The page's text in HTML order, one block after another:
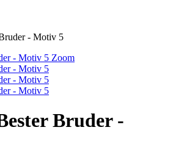
- Motiv 5
Zoom
Bruder -